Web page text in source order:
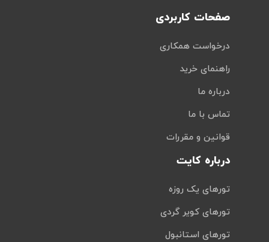
صفحات کاربردی
درخواست همکاری
راهنمای خرید
درباره ما
تماس با ما
قوانین و مقررات
درباره کایت
تورهای یک روزه
تورهای کویر گردی
تورهای استانبول